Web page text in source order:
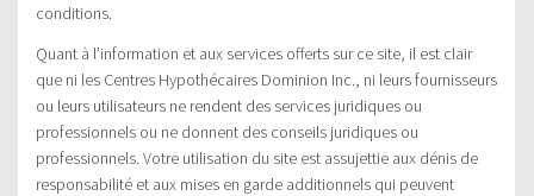
conditions.
Quant à l’information et aux services offerts sur ce site, il est clair
que ni les Centres Hypothécaires Dominion Inc., ni leurs fournisseurs
ou leurs utilisateurs ne rendent des services juridiques ou
professionnels ou ne donnent des conseils juridiques ou
professionnels. Votre utilisation du site est assujettie aux dénis de
responsabilité et aux mises en garde additionnels qui peuvent